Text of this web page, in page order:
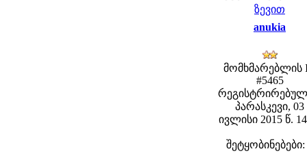
ზევით
anukia
მომხმარებლის
#5465
პარასკევი, 03
ივლისი 2015 წ.
შეტყობინებები: